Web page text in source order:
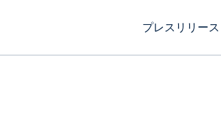
プレスリリース